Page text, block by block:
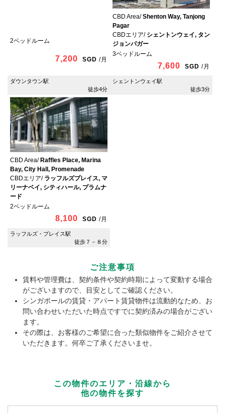
2ベッドルーム
7,200 SGD /月
ダウンタウン駅
徒歩4分
CBD Area/Shenton Way, Tanjong
Pagar
CBDエリア/ シェントンウェイ, タン
ジョンパガー
3ベッドルーム
7,600 SGD /月
シェントンウェイ駅
徒歩3分
CBD Area/ Raffles Place, Marina
Bay, City Hall, Promenade
CBDエリア/ ラッフルズプレイス, マ
リーナベイ, シティハール, プラムナ
ード
2ベッドルーム
8,100 SGD /月
ラッフルズ・プレイス駅
徒歩７－８分
ご注意事項
賃料や管理費は、契約条件や契約時期によって変動する場合
がございますので、目安としてご確認ください。
シンガポールの賃貸・アパート賃貸物件は流動的なため、お
問い合わせいただいた時点ですでに契約済みの場合がござい
ます。
その際は、お客様のご希望に合った類似物件をご紹介させて
いただきます。何卒ご了承くださいませ。
この物件のエリア・沿線から
他の物件を探す